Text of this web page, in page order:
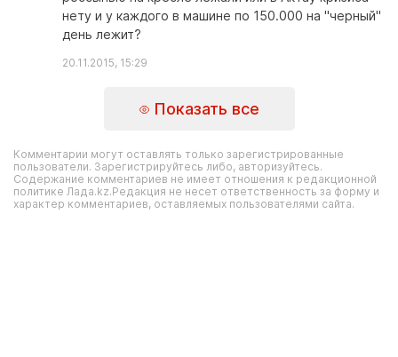
нету и у каждого в машине по 150.000 на "черный"
день лежит?
20.11.2015, 15:29
Показать все
Комментарии могут оставлять только зарегистрированные
пользователи. Зарегистрируйтесь либо, авторизуйтесь.
Содержание комментариев не имеет отношения к редакционной
политике Лада.kz.Редакция не несет ответственность за форму и
характер комментариев, оставляемых пользователями сайта.